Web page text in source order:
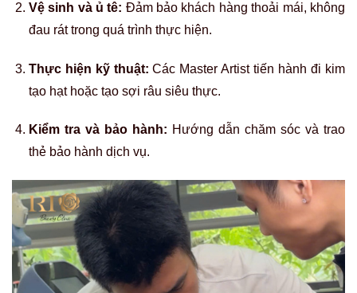
Vệ sinh và ủ tê: Đảm bảo khách hàng thoải mái, không
đau rát trong quá trình thực hiện.
Thực hiện kỹ thuật: Các Master Artist tiến hành đi kim
tạo hạt hoặc tạo sợi râu siêu thực.
Kiểm tra và bảo hành: Hướng dẫn chăm sóc và trao
thẻ bảo hành dịch vụ.